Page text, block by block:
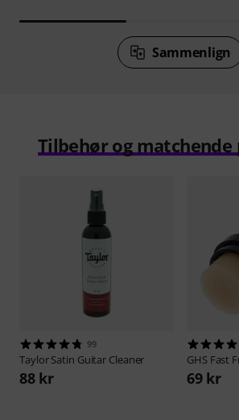
Sammenlign
Tilbehør og
99
TaylorSatin Guitar Cleaner
88 kr
GHS Fast
69 kr